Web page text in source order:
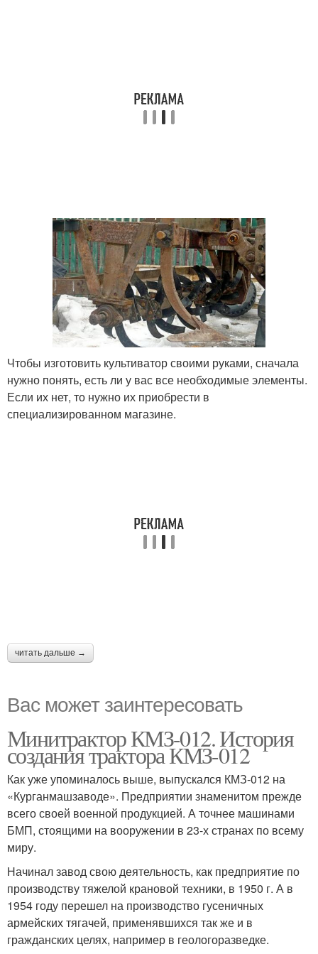
Чтобы изготовить культиватор своими руками, сначала
нужно понять, есть ли у вас все необходимые элементы.
Если их нет, то нужно их приобрести в
специализированном магазине.
читать дальше →
Вас может заинтересовать
Минитрактор КМЗ-012. История
создания трактора КМЗ-012
Как уже упоминалось выше, выпускался КМЗ-012 на
«Курганмашзаводе». Предприятии знаменитом прежде
всего своей военной продукцией. А точнее машинами
БМП, стоящими на вооружении в 23-х странах по всему
миру.
Начинал завод свою деятельность, как предприятие по
производству тяжелой крановой техники, в 1950 г. А в
1954 году перешел на производство гусеничных
армейских тягачей, применявшихся так же и в
гражданских целях, например в геологоразведке.